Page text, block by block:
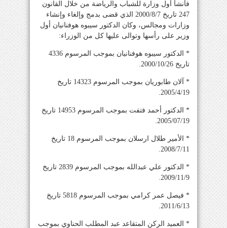
فأنشأ أول وزارة للشباب والرياضة من خلال القانون
247 تاريخ 2000/8/7 الذي قضى بدمج وإلغاء وإنشاء
وزارات ومجالس، وكان الدكتور سيبوه هوفنانيان أول
وزير على رأسها وتوالى عليها كل من الوزراء:
* الدكتور سيبوه هوفنانيان بموجب المرسوم 4336
تاريخ 2000/10/26.
* آلان طابوريان بموجب المرسوم 14323 تاريخ
2005/4/19.
* الدكتور أحمد فتفت بموجب المرسوم 14953 تاريخ
2005/07/19.
* الأمير طلال ارسلان بموجب المرسوم 18 تاريخ
2008/7/11.
* الدكتور علي عبدالله بموجب المرسوم 2839 تاريخ
2009/11/9.
* فيصل عمر كرامي بموجب المرسوم 5818 تاريخ
2011/6/13.
* العميد الركن المتقاعد عبد المطلب الحناوي بموجب